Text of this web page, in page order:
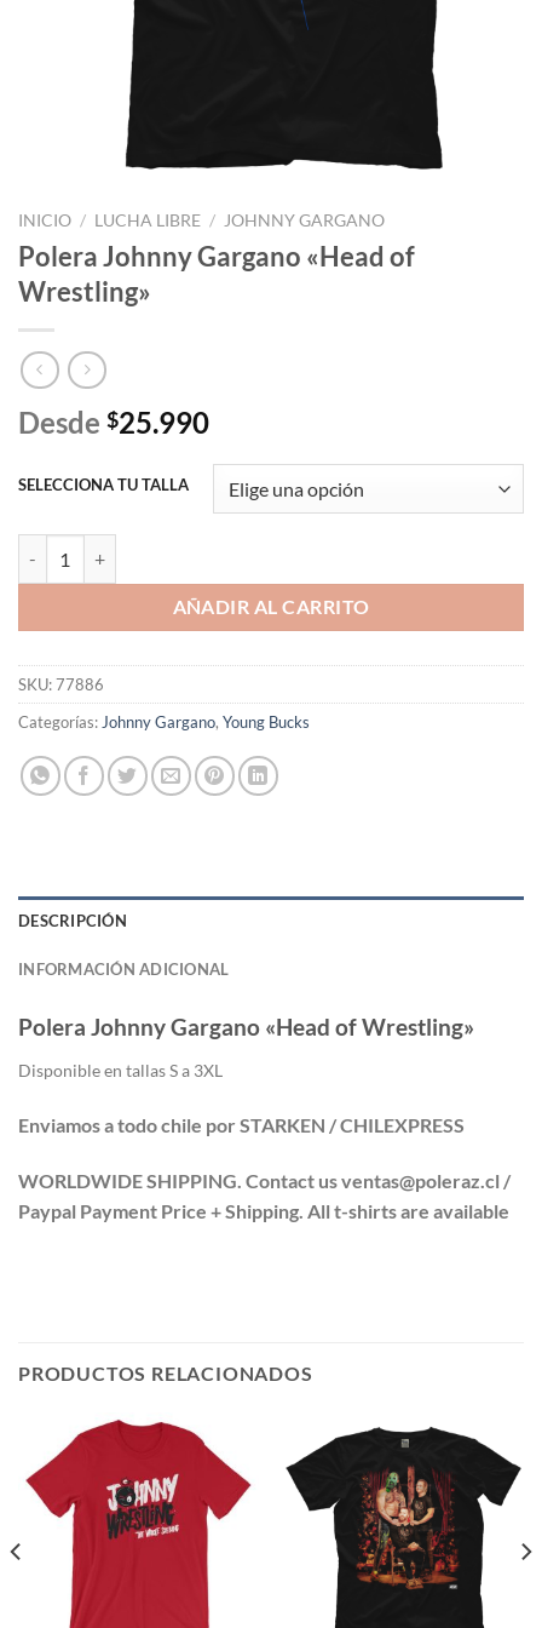
INICIO / LUCHA LIBRE / JOHNNY GARGANO
Polera Johnny Gargano «Head of
Wrestling»
Desde $25.990
SELECCIONA TU TALLA
AÑADIR AL CARRITO
SKU:77886
Categorías:Johnny Gargano, Young Bucks
DESCRIPCIÓN
INFORMACIÓN ADICIONAL
Polera Johnny Gargano «Head of Wrestling»
Disponible en tallas S a 3XL
Enviamos a todo chile por STARKEN / CHILEXPRESS
WORLDWIDE SHIPPING. Contact us ventas@poleraz.cl /
Paypal Payment Price + Shipping. All t-shirts are available
PRODUCTOS RELACIONADOS